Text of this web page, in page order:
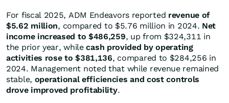
For fiscal 2025, ADM Endeavors reported revenue of
$5.62 million, compared to $5.76 million in 2024. Net
income increased to $486,259, up from $324,311 in
the prior year, whilecash provided by operating
activities rose to $381,136, compared to $284,256 in
2024. Management noted that while revenue remained
stable, operational efficiencies and cost controls
drove improved profitability.